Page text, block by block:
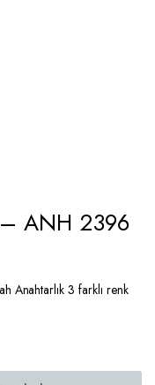
ANH 2396
Anahtarlık 3 farklı renk